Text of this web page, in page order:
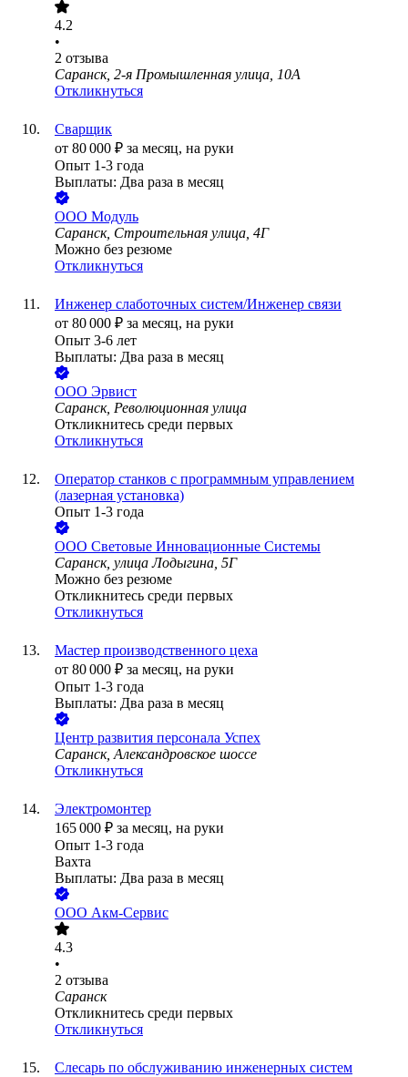
4.2
•
2 отзыва
Саранск, 2-я Промышленная улица, 10А
Откликнуться
Сварщик
от 80 000 ₽ за месяц, на руки
Опыт 1-3 года
Выплаты: Два раза в месяц
ООО Модуль
Саранск, Строительная улица, 4Г
Можно без резюме
Откликнуться
Инженер слаботочных систем/Инженер связи
от 80 000 ₽ за месяц, на руки
Опыт 3-6 лет
Выплаты: Два раза в месяц
ООО Эрвист
Саранск, Революционная улица
Откликнитесь среди первых
Откликнуться
Оператор станков с программным управлением
(лазерная установка)
Опыт 1-3 года
ООО Световые Инновационные Системы
Саранск, улица Лодыгина, 5Г
Можно без резюме
Откликнитесь среди первых
Откликнуться
Мастер производственного цеха
от 80 000 ₽ за месяц, на руки
Опыт 1-3 года
Выплаты: Два раза в месяц
Центр развития персонала Успех
Саранск, Александровское шоссе
Откликнуться
Электромонтер
165 000 ₽ за месяц, на руки
Опыт 1-3 года
Вахта
Выплаты: Два раза в месяц
ООО Акм-Сервис
4.3
•
2 отзыва
Саранск
Откликнитесь среди первых
Откликнуться
Слесарь по обслуживанию инженерных систем